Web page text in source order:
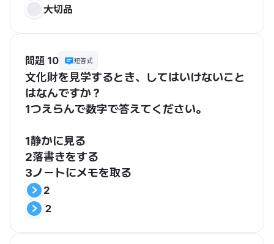
大切品
問題 10 短答式
文化財を見学するとき、してはいけないこと
はなんですか？
1つえらんで数字で答えてください。
1静かに見る
2落書きをする
3ノートにメモを取る
2
２